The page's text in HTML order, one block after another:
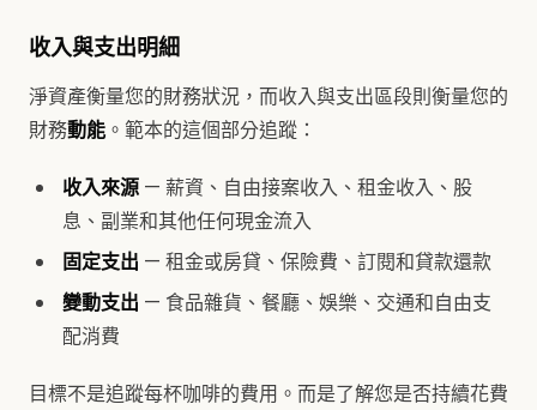
收入與支出明細
淨資產衡量您的財務狀況，而收入與支出區段則衡量您的
財務動能 。範本的這個部分追蹤：
收入來源 — 薪資、自由接案收入、租金收入、股
息、副業和其他任何現金流入
固定支出 — 租金或房貸、保險費、訂閱和貸款還款
變動支出 — 食品雜貨、餐廳、娛樂、交通和自由支
配消費
目標不是追蹤每杯咖啡的費用。而是了解您是否持續花費